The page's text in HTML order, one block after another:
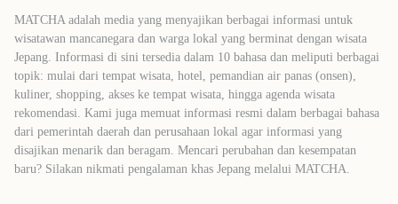
MATCHA adalah media yang menyajikan berbagai informasi untuk
wisatawan mancanegara dan warga lokal yang berminat dengan wisata
Jepang. Informasi di sini tersedia dalam 10 bahasa dan meliputi berbagai
topik: mulai dari tempat wisata, hotel, pemandian air panas (onsen),
kuliner, shopping, akses ke tempat wisata, hingga agenda wisata
rekomendasi. Kami juga memuat informasi resmi dalam berbagai bahasa
dari pemerintah daerah dan perusahaan lokal agar informasi yang
disajikan menarik dan beragam. Mencari perubahan dan kesempatan
baru? Silakan nikmati pengalaman khas Jepang melalui MATCHA.